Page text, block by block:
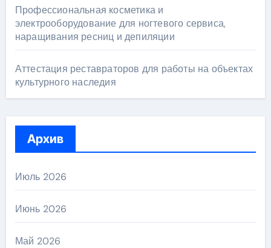
Профессиональная косметика и
электрооборудование для ногтевого сервиса,
наращивания ресниц и депиляции
Аттестация реставраторов для работы на объектах
культурного наследия
Архив
Июль 2026
Июнь 2026
Май 2026